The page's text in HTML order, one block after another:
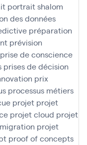
portrait shalom
des données
préparation
prévision
prise de conscience
prises de décision
prix
processus métiers
projet projet
projet cloud projet
projet
proof of concepts